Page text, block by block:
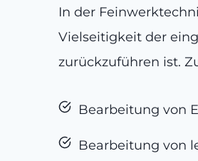
In der
Vielseitigkeit der
zurückzuführen ist.
Bearbeitung von
Bearbeitung von